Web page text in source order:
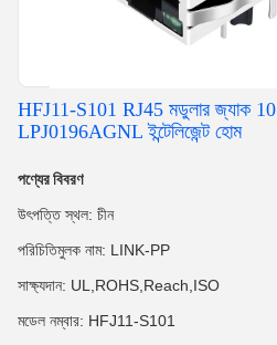
HFJ11-S101 RJ45 মডুলার জ্যাক
LPJ0196AGNL ইন্টেলিজেন্ট হোম
পণ্যের বিবরণ
উৎপত্তি স্থল: চীন
পরিচিতিমুলক নাম: LINK-PP
সাক্ষ্যদান: UL,ROHS,Reach,ISO
মডেল নম্বার: HFJ11-S101